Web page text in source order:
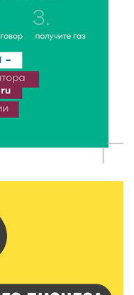
получил бизнес
Тверской
при